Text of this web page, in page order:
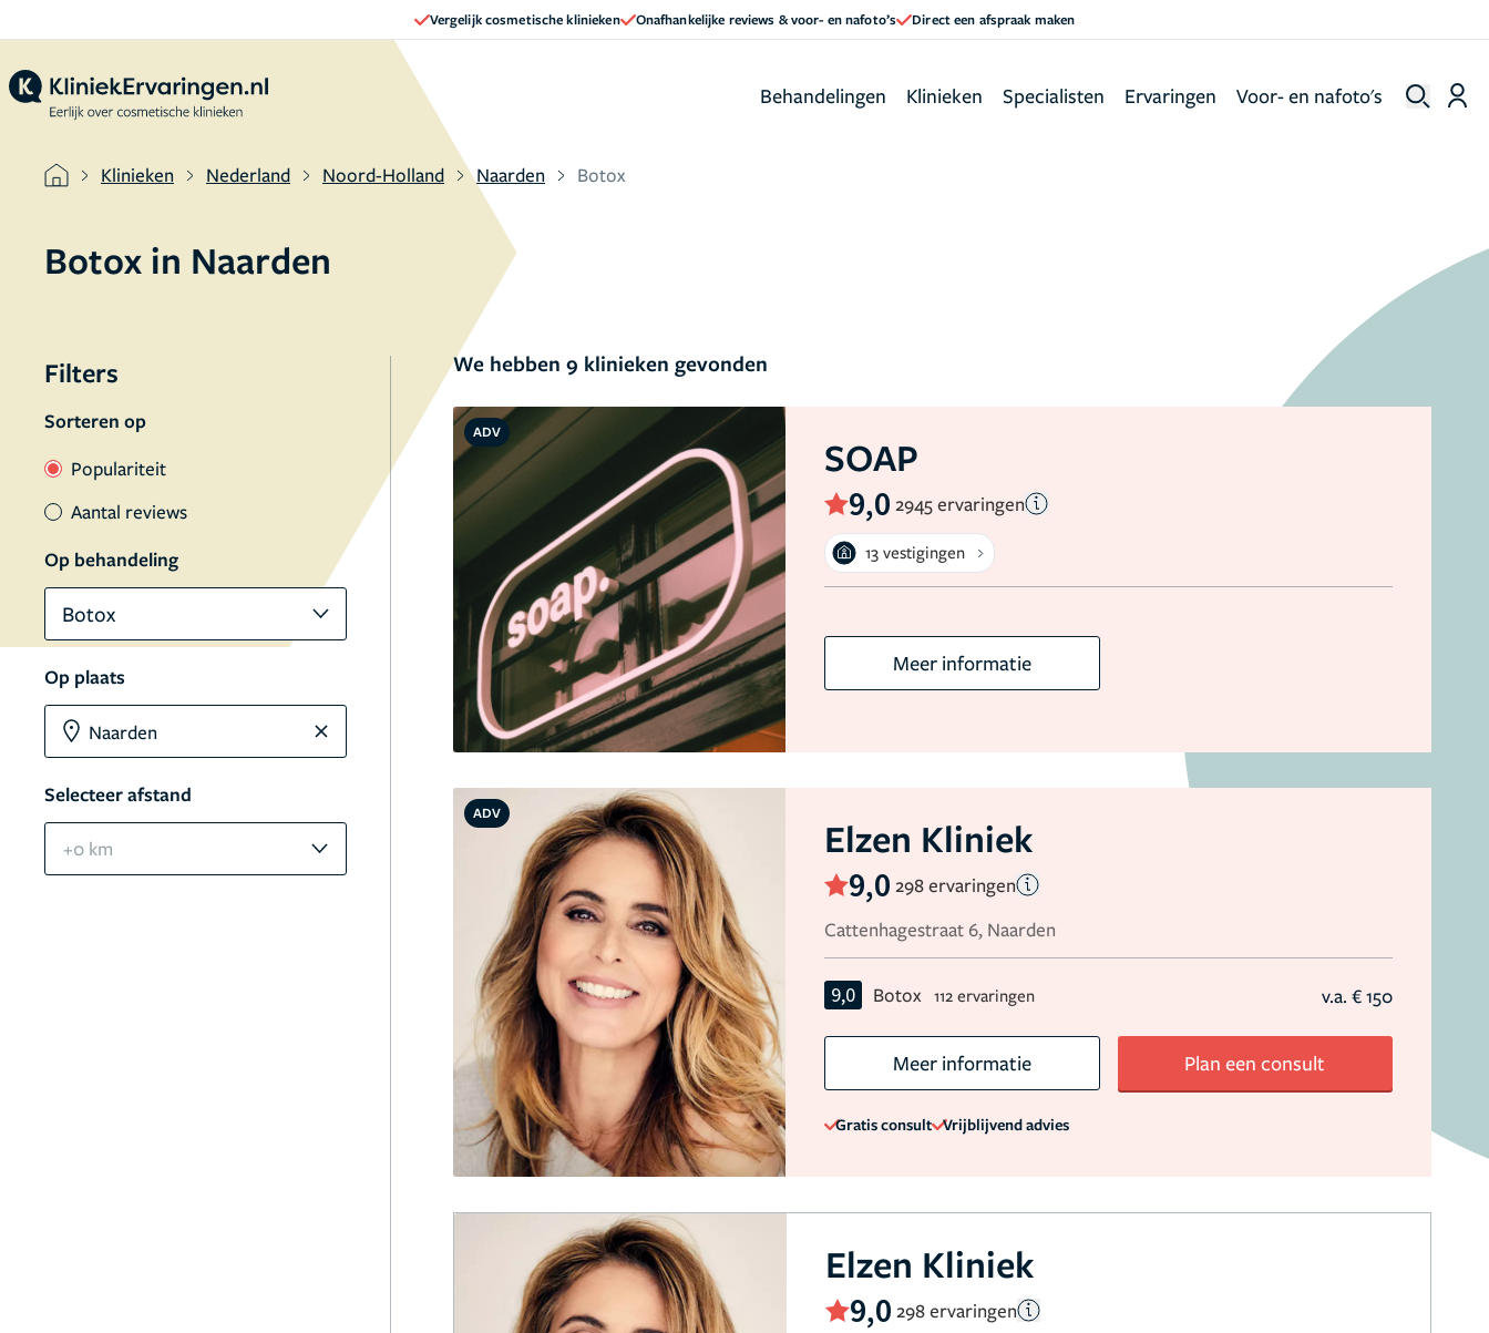
Vergelijk cosmetische klinieken Onafhankelijke reviews & voor- en nafoto’s Direct een afspraak maken
Behandelingen Klinieken Specialisten Ervaringen Voor- en nafoto's
Klinieken Nederland Noord-Holland Naarden Botox
Botox in Naarden
Filters
Sorteren op
Populariteit
Aantal reviews
Op behandeling
Botox
Op plaats
Selecteer afstand
+0 km
We hebben 9 klinieken gevonden
ADV
SOAP
9,0 2945 ervaringen
13 vestigingen
Meer informatie
ADV
Elzen Kliniek
9,0 298 ervaringen
Cattenhagestraat 6, Naarden
9,0 Botox 112 ervaringen v.a. € 150
Meer informatie Plan een consult
Gratis consult Vrijblijvend advies
Elzen Kliniek
9,0 298 ervaringen